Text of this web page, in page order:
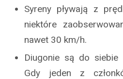
Syreny pływają z
niektóre
nawet 30 km/h.
Diugonie są do siebie
Gdy jeden z